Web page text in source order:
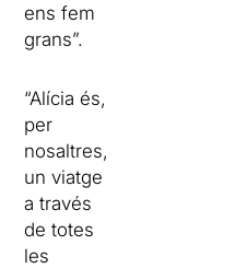
ens fem
grans”.
“Alícia és,
per
nosaltres,
un viatge
a través
de totes
les